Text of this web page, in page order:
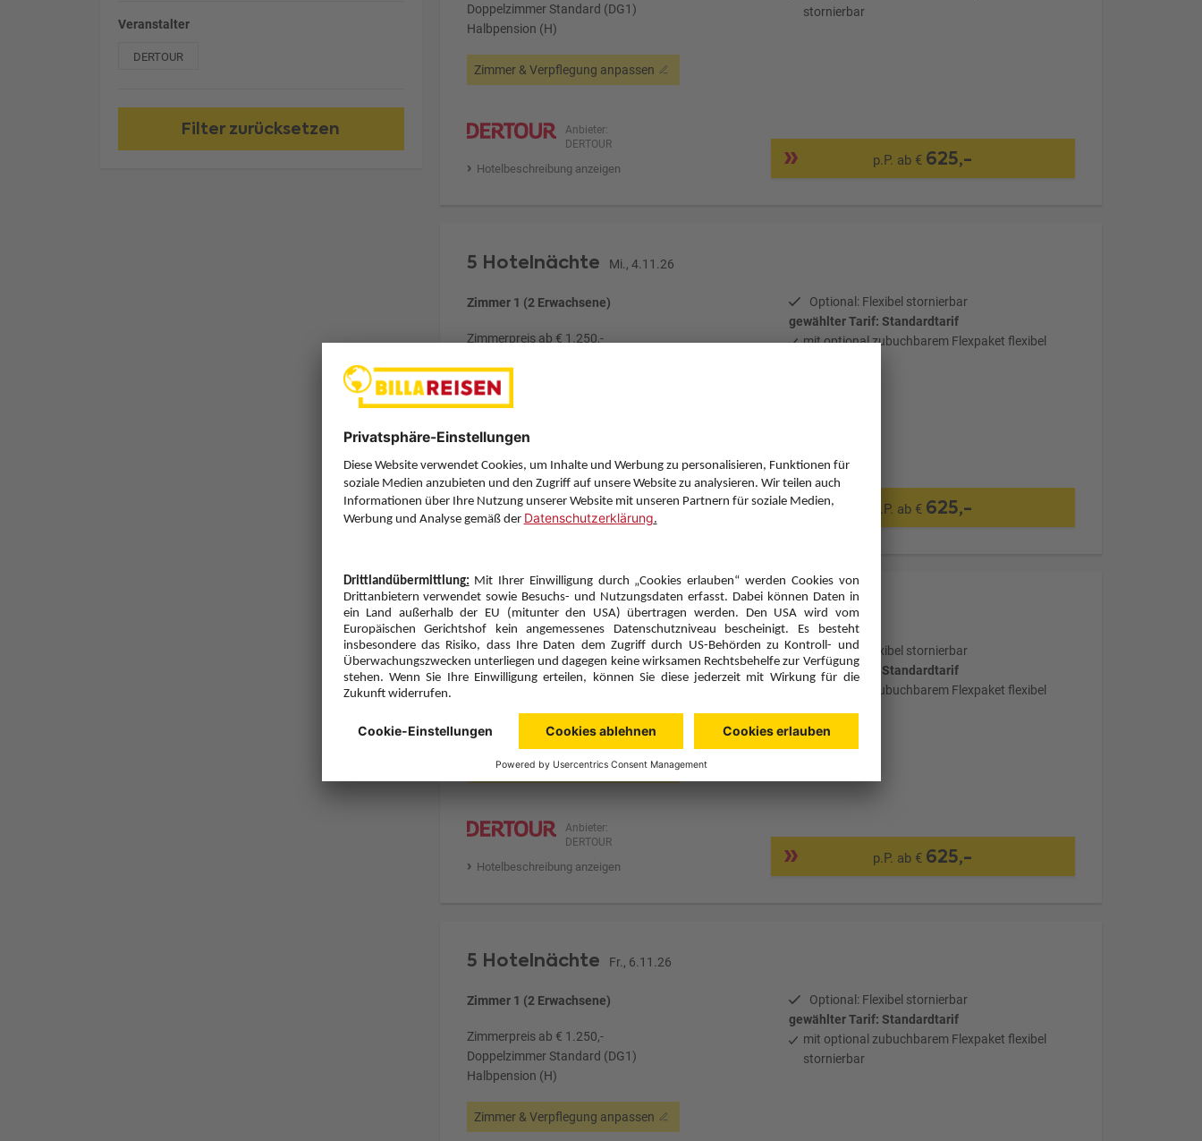
Veranstalter
DERTOUR
Filter zurücksetzen
Doppelzimmer Standard (DG1)
Halbpension (H)
Zimmer & Verpflegung anpassen
stornierbar
Anbieter:
DERTOUR
Hotelbeschreibung anzeigen
p.P. ab € 625,-
5 Hotelnächte Mi., 4.11.26
Zimmer 1 (2 Erwachsene)
Zimmerpreis ab € 1.250,-
Halbpension (H)
Optional: Flexibel stornierbar
gewählter Tarif: Standardtarif
mit optional zubuchbarem Flexpaket flexibel
Anbieter:
DERTOUR
Hotelbeschreibung anzeigen
p.P. ab € 625,-
5 Hotelnächte Do., 5.11.26
Zimmer 1 (2 Erwachsene)
Zimmerpreis ab € 1.250,-
Halbpension (H)
Zimmer & Verpflegung anpassen
Optional: Flexibel stornierbar
gewählter Tarif: Standardtarif
mit optional zubuchbarem Flexpaket flexibel
Anbieter:
DERTOUR
Hotelbeschreibung anzeigen
p.P. ab € 625,-
5 Hotelnächte Fr., 6.11.26
Zimmer 1 (2 Erwachsene)
Zimmerpreis ab € 1.250,-
Doppelzimmer Standard (DG1)
Halbpension (H)
Zimmer & Verpflegung anpassen
Optional: Flexibel stornierbar
gewählter Tarif: Standardtarif
mit optional zubuchbarem Flexpaket flexibel
stornierbar